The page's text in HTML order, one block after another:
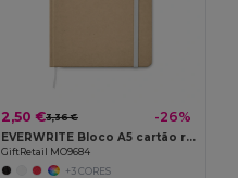
2,50 €3,36 € -26%
EVERWRITE Bloco A5 cartão reciclado
GiftRetail MO9684
+3 CORES